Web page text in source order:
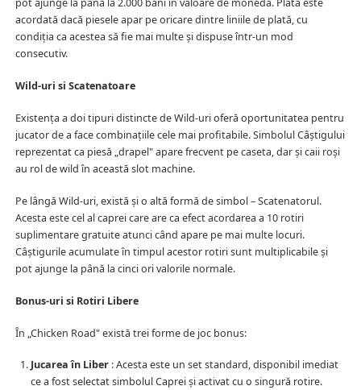
pot ajunge la până la 2.000 bani în valoare de monedă. Plata este
acordată dacă piesele apar pe oricare dintre liniile de plată, cu
condiția ca acestea să fie mai multe și dispuse într-un mod
consecutiv.
Wild-uri si Scatenatoare
Existența a doi tipuri distincte de Wild-uri oferă oportunitatea pentru
jucator de a face combinațiile cele mai profitabile. Simbolul Câștigului
reprezentat ca piesă „drapel" apare frecvent pe caseta, dar și caii roși
au rol de wild în această slot machine.
Pe lângă Wild-uri, există și o altă formă de simbol – Scatenatorul.
Acesta este cel al caprei care are ca efect acordarea a 10 rotiri
suplimentare gratuite atunci când apare pe mai multe locuri.
Câștigurile acumulate în timpul acestor rotiri sunt multiplicabile și
pot ajunge la până la cinci ori valorile normale.
Bonus-uri si Rotiri Libere
În „Chicken Road" există trei forme de joc bonus:
Jucarea în Liber : Acesta este un set standard, disponibil imediat
ce a fost selectat simbolul Caprei și activat cu o singură rotire.